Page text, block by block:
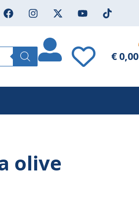
€0,00
olive